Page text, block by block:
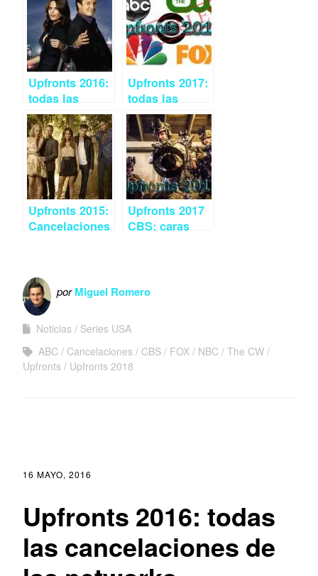
Upfronts 2016:
todas las
cancelaciones
de las
networks
Upfronts 2017:
todas las
cancelaciones
de las
networks
Upfronts 2015:
Cancelaciones
Upfronts 2017
CBS: caras
americano
porMiguel Romero
Noticias
Series USA
ABC
Cancelaciones CBS FOX NBC
The CW
Upfronts
Upfronts 2018
16 MAYO, 2016
Upfronts 2016: todas
las cancelaciones de